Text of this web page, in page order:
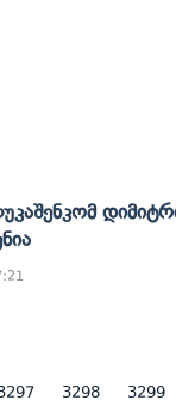
3298 3299